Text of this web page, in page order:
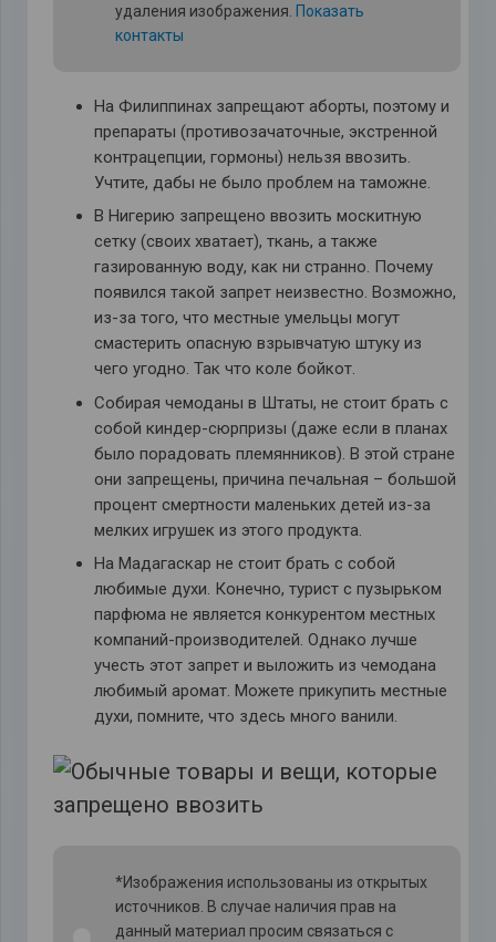
удаления изображения. Показать
контакты
На Филиппинах запрещают аборты, поэтому и
препараты (противозачаточные, экстренной
контрацепции, гормоны) нельзя ввозить.
Учтите, дабы не было проблем на таможне.
В Нигерию запрещено ввозить москитную
сетку (своих хватает), ткань, а также
газированную воду, как ни странно. Почему
появился такой запрет неизвестно. Возможно,
из-за того, что местные умельцы могут
смастерить опасную взрывчатую штуку из
чего угодно. Так что коле бойкот.
Собирая чемоданы в Штаты, не стоит брать с
собой киндер-сюрпризы (даже если в планах
было порадовать племянников). В этой стране
они запрещены, причина печальная – большой
процент смертности маленьких детей из-за
мелких игрушек из этого продукта.
На Мадагаскар не стоит брать с собой
любимые духи. Конечно, турист с пузырьком
парфюма не является конкурентом местных
компаний-производителей. Однако лучше
учесть этот запрет и выложить из чемодана
любимый аромат. Можете прикупить местные
духи, помните, что здесь много ванили.
*Изображения использованы из открытых
источников. В случае наличия прав на
данный материал просим связаться с